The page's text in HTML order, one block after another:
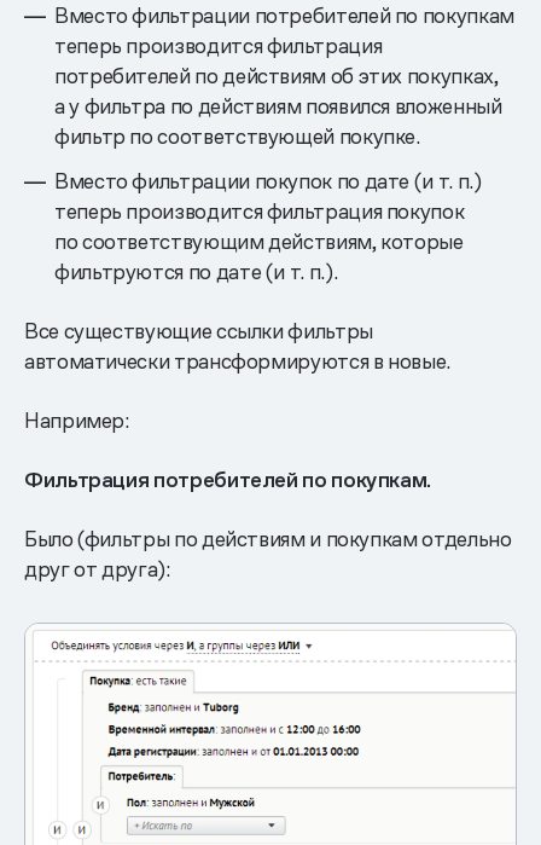
Вместо фильтрации потребителей по покупкам
теперь производится фильтрация
потребителей по действиям об этих покупках,
а у фильтра по действиям появился вложенный
фильтр по соответствующей покупке.
Вместо фильтрации покупок по дате (и т. п.)
теперь производится фильтрация покупок
по соответствующим действиям, которые
фильтруются по дате (и т. п.).
Все существующие ссылки фильтры
автоматически трансформируются в новые.
Например:
Фильтрация потребителей по покупкам.
Было (фильтры по действиям и покупкам отдельно
друг от друга):